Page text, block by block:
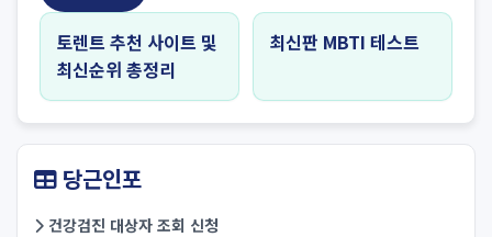
토렌트 추천 사이트 및
최신순위 총정리
최신판 MBTI 테스트
당근인포
건강검진 대상자 조회 신청